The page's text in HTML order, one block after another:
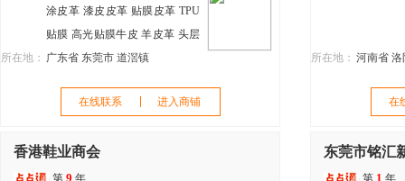
涂皮革 漆皮皮革 贴膜皮革 TPU
贴膜 高光贴膜牛皮 羊皮革 头层
真皮 意能达鞋材 漆皮牛皮
所在地： 广东省 东莞市 道滘镇
在线联系 进入商铺
所在地： 河南省
在
香港鞋业商会
第 9 年
东莞市铭汇
第 1 年